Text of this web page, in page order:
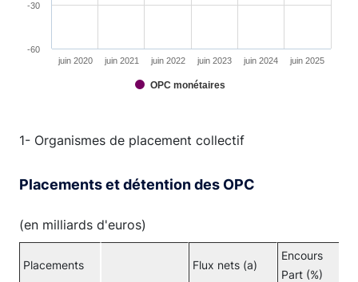
OPC monétaires
juin 2020 juin 2021 juin 2022 juin 2023 juin 2024 juin 2025
-60
-30
1- Organismes de placement collectif
Placements et détention des OPC
(en milliards d'euros)
Placements Flux nets (a)
Encours
Part (%)